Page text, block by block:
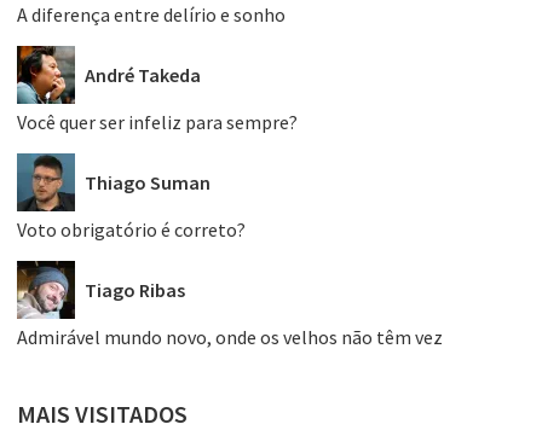
A diferença entre delírio e sonho
André Takeda
Você quer ser infeliz para sempre?
Thiago Suman
Voto obrigatório é correto?
Tiago Ribas
Admirável mundo novo, onde os velhos não têm vez
MAIS VISITADOS